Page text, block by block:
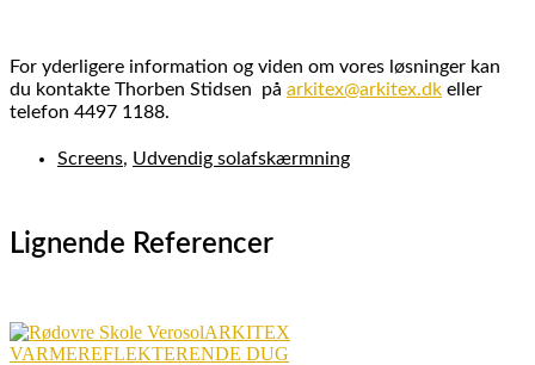
For yderligere information og viden om vores løsninger kan
du kontakte Thorben Stidsen på arkitex@arkitex.dk eller
telefon 4497 1188.
Screens, Udvendig solafskærmning
Lignende Referencer
ARKITEX
VARMEREFLEKTERENDE DUG